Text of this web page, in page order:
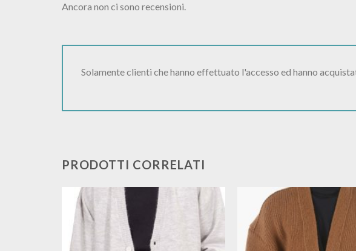
Ancora non ci sono recensioni.
Solamente clienti che hanno effettuato l'accesso ed hanno
PRODOTTI CORRELATI